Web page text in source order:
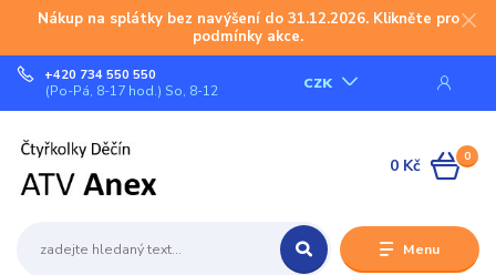
Nákup na splátky bez navýšení do 31.12.2026. Klikněte pro
podmínky akce.
Menu
CZK
+420 734 550 550
(Po-Pá, 8-17 hod.) So, 8-12
0
0 Kč